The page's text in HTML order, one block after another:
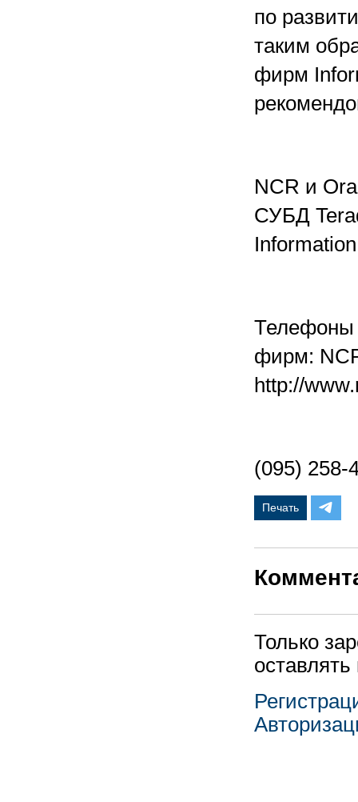
по
таким
фирм
NCR и
СУБД
Телефоны
фирм:
http://
(095) 258-
Печать
Только